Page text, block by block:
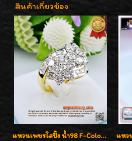
สินค้าเกี่ยวข้อง
แหวนเพชรใสปิ๊ง น้ำ98 F-Color/VVS1 น้ำหนักเพชรรวม 2.56 กะรัต ใส่เต็มนิ้วเพชรเป็นน้ำเป็นเนื้อสวยมากๆค่ะ